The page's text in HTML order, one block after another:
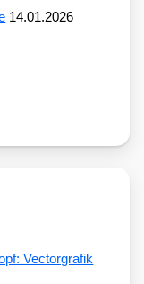
14.01.2026